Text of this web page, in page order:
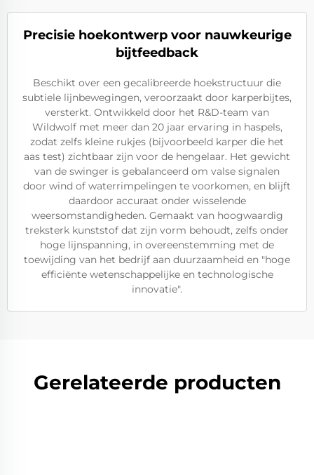
Precisie hoekontwerp voor nauwkeurige
bijtfeedback
Beschikt over een gecalibreerde hoekstructuur die
subtiele lijnbewegingen, veroorzaakt door karperbijtes,
versterkt. Ontwikkeld door het R&D-team van
Wildwolf met meer dan 20 jaar ervaring in haspels,
zodat zelfs kleine rukjes (bijvoorbeeld karper die het
aas test) zichtbaar zijn voor de hengelaar. Het gewicht
van de swinger is gebalanceerd om valse signalen
door wind of waterrimpelingen te voorkomen, en blijft
daardoor accuraat onder wisselende
weersomstandigheden. Gemaakt van hoogwaardig
treksterk kunststof dat zijn vorm behoudt, zelfs onder
hoge lijnspanning, in overeenstemming met de
toewijding van het bedrijf aan duurzaamheid en "hoge
efficiënte wetenschappelijke en technologische
innovatie".
Gerelateerde producten